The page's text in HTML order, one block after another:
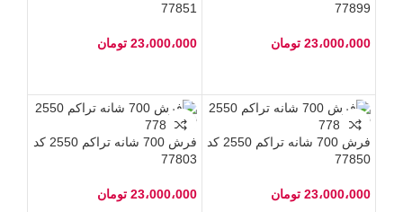
77899
23،000،000 تومان
77851
23،000،000 تومان
فرش 700 شانه تراکم 2550 کد
77850
23،000،000 تومان
فرش 700 شانه تراکم 2550 کد
77803
23،000،000 تومان